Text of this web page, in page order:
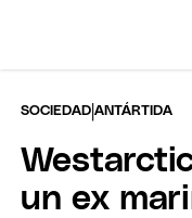
SOCIEDAD |ANTÁRTIDA
un ex